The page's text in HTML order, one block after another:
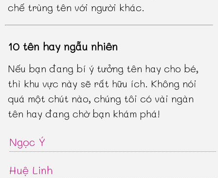
chế trùng tên với người khác.
10 tên hay ngẫu nhiên
Nếu bạn đang bí ý tưởng tên hay cho bé,
thì khu vực này sẽ rất hữu ích. Không nói
quá một chút nào, chúng tôi có vài ngàn
tên hay đang chờ bạn khám phá!
Ngọc Ý
Huệ Linh